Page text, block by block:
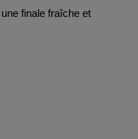
finale fraîche et